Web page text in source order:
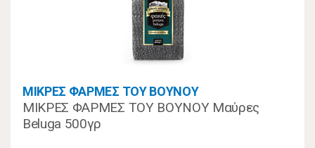
ΜΙΚΡΕΣ ΦΑΡΜΕΣ ΤΟΥ ΒΟΥΝΟΥ
ΜΙΚΡΕΣ ΦΑΡΜΕΣ ΤΟΥ ΒΟΥΝΟΥ Μαύρες
Beluga 500γρ